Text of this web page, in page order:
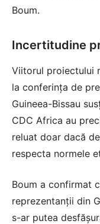
Boum.
Incertitudine
Viitorul proiectului
la conferința de
Guineea-Bissau
CDC Africa au
reluat doar dacă
respecta normele
Boum a confirmat
reprezentanții din
s-ar putea